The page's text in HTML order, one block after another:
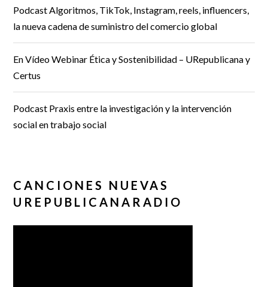
Podcast Algoritmos, TikTok, Instagram, reels, influencers,
la nueva cadena de suministro del comercio global
En Vídeo Webinar Ética y Sostenibilidad – URepublicana y
Certus
Podcast Praxis entre la investigación y la intervención
social en trabajo social
CANCIONES NUEVAS
UREPUBLICANARADIO